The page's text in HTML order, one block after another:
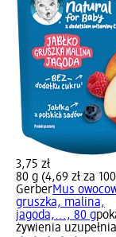
3,75 zł
80 g (4,69 zł za
GerberMus
gruszka, malina,
jagoda,..., 80 g
żywienia